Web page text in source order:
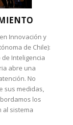
Innovación y
de Chile):
Inteligencia
abre una
No
sus medidas,
los
al sistema